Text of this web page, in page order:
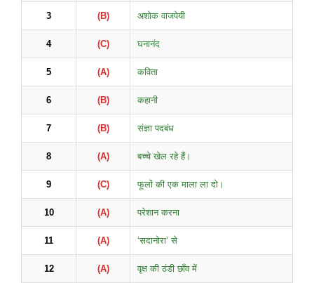
3 (B) अशोक वाजपेयी
4 (C) घनानंद
5 (A) कविता
6 (B) कहानी
7 (B) संज्ञा पदबंध
8 (A) बच्चे खेल रहे हैं।
9 (C) फूलों की एक माला ला दो।
10 (A) परेशान करना
11 (A) ‘सदानोरा’ से
12 (A) वृक्ष की ठंडी छाँव में